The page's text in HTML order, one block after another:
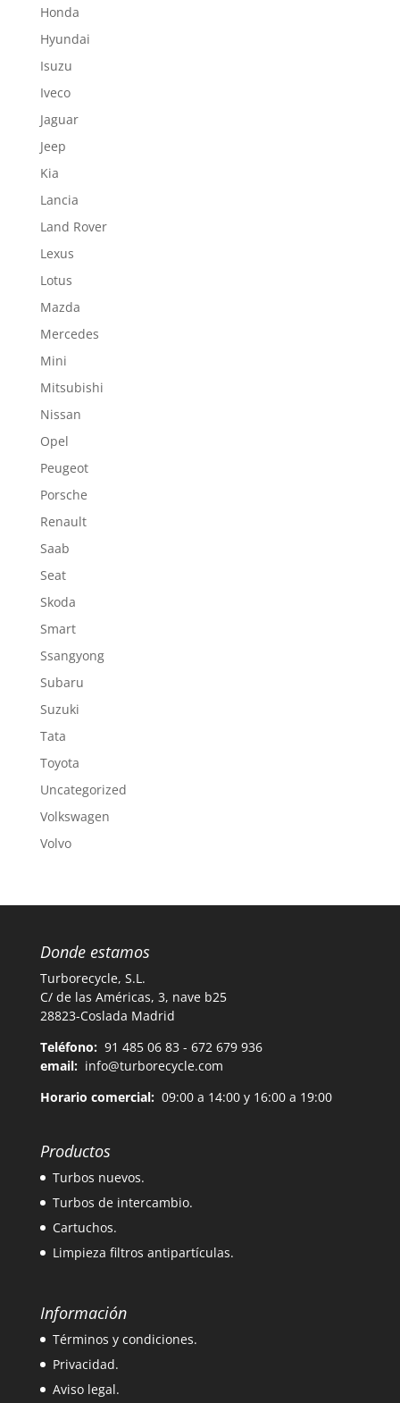
Honda
Hyundai
Isuzu
Iveco
Jaguar
Jeep
Kia
Lancia
Land Rover
Lexus
Lotus
Mazda
Mercedes
Mini
Mitsubishi
Nissan
Opel
Peugeot
Porsche
Renault
Saab
Seat
Skoda
Smart
Ssangyong
Subaru
Suzuki
Tata
Toyota
Uncategorized
Volkswagen
Volvo
Donde estamos
Turborecycle, S.L.
C/ de las Américas, 3, nave b25
28823-Coslada Madrid
Teléfono: 91 485 06 83 - 672 679 936
email: info@turborecycle.com
Horario comercial:09:00 a 14:00 y 16:00 a 19:00
Productos
Turbos nuevos.
Turbos de intercambio.
Cartuchos.
Limpieza filtros antipartículas.
Información
Términos y condiciones.
Privacidad.
Aviso legal.